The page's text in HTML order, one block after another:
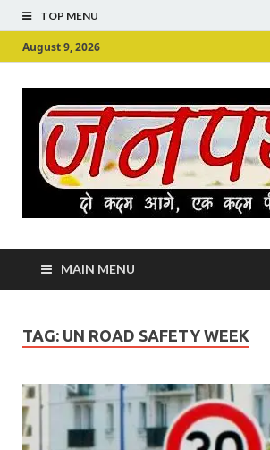
TOP MENU
August 9, 2026
MAIN MENU
TAG: UN ROAD SAFETY WEEK